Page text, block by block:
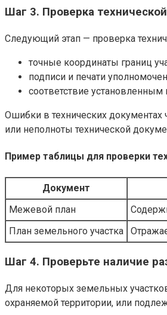
Шаг 3. Проверка
Следующий этап — проверка
точные координаты границ
подписи и печати
соответствие установленным
Ошибки в технических документах
или неполноты технической
Пример таблицы для проверки
Документ
Межевой план
План земельного участка
Шаг 4. Проверьте наличие
Для некоторых земельных
охраняемой территории, или